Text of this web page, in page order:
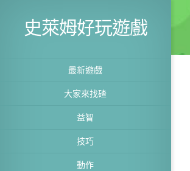
史萊姆好玩遊戲
最新遊戲
大家來找碴
益智
技巧
動作